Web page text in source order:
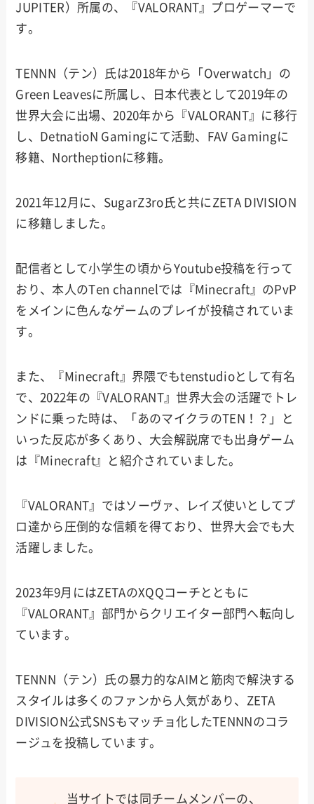
JUPITER）所属の、『VALORANT』プロゲーマーで
す。
TENNN（テン）氏は2018年から「Overwatch」の
Green Leavesに所属し、日本代表として2019年の
世界大会に出場、2020年から『VALORANT』に移行
し、DetnatioN Gamingにて活動、FAV Gamingに
移籍、Northeptionに移籍。
2021年12月に、SugarZ3ro氏と共にZETA DIVISION
に移籍しました。
配信者として小学生の頃からYoutube投稿を行って
おり、本人のTen channelでは『Minecraft』のPvP
をメインに色んなゲームのプレイが投稿されていま
す。
また、『Minecraft』界隈でもtenstudioとして有名
で、2022年の『VALORANT』世界大会の活躍でトレ
ンドに乗った時は、「あのマイクラのTEN！？」と
いった反応が多くあり、大会解説席でも出身ゲーム
は『Minecraft』と紹介されていました。
『VALORANT』ではソーヴァ、レイズ使いとしてプ
ロ達から圧倒的な信頼を得ており、世界大会でも大
活躍しました。
2023年9月にはZETAのXQQコーチとともに
『VALORANT』部門からクリエイター部門へ転向し
ています。
TENNN（テン）氏の暴力的なAIMと筋肉で解決する
スタイルは多くのファンから人気があり、ZETA
DIVISION公式SNSもマッチョ化したTENNNのコラ
ージュを投稿しています。
当サイトでは同チームメンバーの、